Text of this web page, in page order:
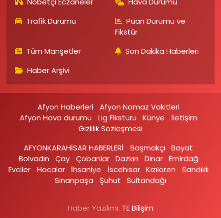
Trafik Durumu
Puan Durumu ve
Fikstür
Tüm Manşetler
Son Dakika Haberleri
Haber Arşivi
Afyon Haberleri
Afyon Namaz Vakitleri
Afyon Hava durumu
Lig Fikstürü Künye
İletişim
Gizlilik Sözleşmesi
AFYONKARAHİSAR HABERLERİ
Başmakçı
Bayat
Bolvadin
Çay Çobanlar Dazkırı Dinar Emirdağ‎
Evciler‎
Hocalar İhsaniye‎ İscehisar Kızılören‎
Sandıklı‎
Sinanpaşa
Şuhut Sultandağı
Haber Yazılımı: TE Bilişim